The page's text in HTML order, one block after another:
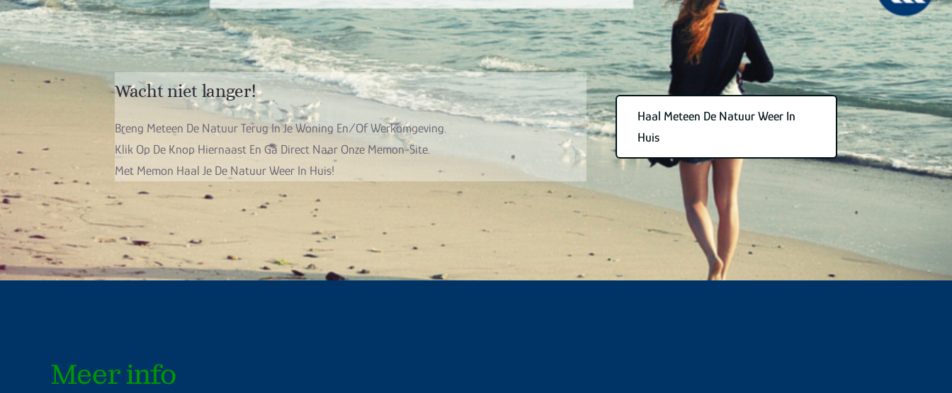
Wacht niet langer!
Breng Meteen De Natuur Terug In Je Woning En/of Werkomgeving.
Klik Op De Knop Hiernaast En Ga Direct Naar Onze Memon-Site.
Met Memon Haal Je De Natuur Weer In Huis!
Haal Meteen De Natuur Weer In
Huis
Meer info